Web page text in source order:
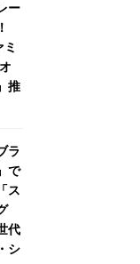
ー
推
ラ
で
ス
代
シ